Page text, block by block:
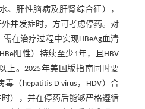
、肝性脑病及肝肾综合征），
外并发症时，方可考虑停药。对
需在治疗过程中实现HBeAg血清
阳性）持续至少1年，且HBV
上。2025年美国版指南同时要
（hepatitis D virus，HDV）合
时），并在停药后能够严格遵循